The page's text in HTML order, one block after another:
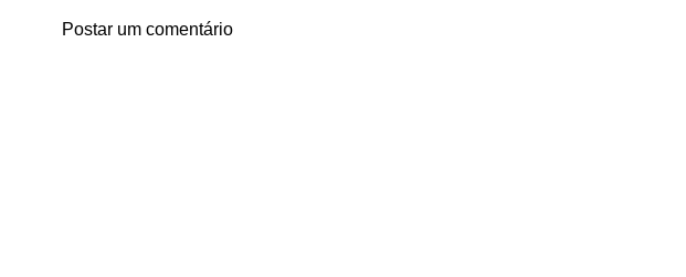
Postar um comentário